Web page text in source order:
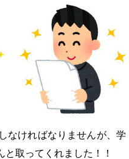
なければなりませんが、学
取ってくれました！！